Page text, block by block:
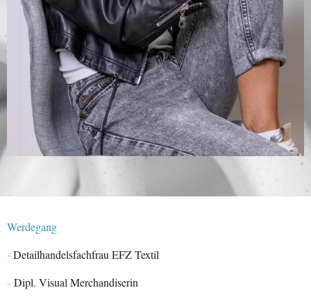
Werdegang
-Detailhandelsfachfrau EFZ Textil
- Dipl. Visual Merchandiserin